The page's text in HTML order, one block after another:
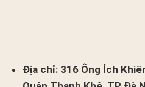
Địa chỉ: 316 Ông Ích